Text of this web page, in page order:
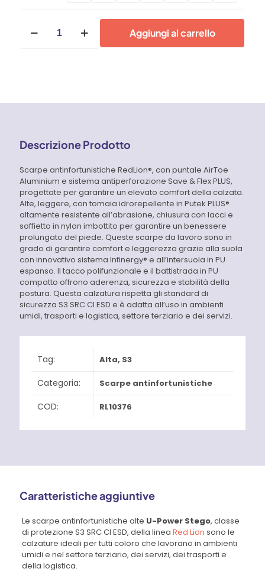
antinfortunistiche
U-
S3
Aggiungi al carrello
Descrizione Prodotto
Scarpe antinfortunistiche RedLion®, con puntale AirToe
Aluminium e sistema antiperforazione Save & Flex PLUS,
progettate per garantire un elevato comfort della calzata.
Alte, leggere, con tomaia idrorepellente in Putek PLUS®
altamente resistente all’abrasione, chiusura con lacci e
soffietto in nylon imbottito per garantire un benessere
prolungato del piede. Queste scarpe da lavoro sono in
grado di garantire comfort e leggerezza grazie alla suola
con innovativo sistema Infinergy® e all’intersuola in PU
espanso. Il tacco polifunzionale e il battistrada in PU
compatto offrono aderenza, sicurezza e stabilità della
postura. Questa calzatura rispetta gli standard di
sicurezza S3 SRC CI ESD e è adatta all’uso in ambienti
umidi, trasporti e logistica, settore terziario e dei servizi.
Tag: Alta, S3
Categoria: Scarpe antinfortunistiche
COD: RL10376
Caratteristiche aggiuntive
Le scarpe antinfortunistiche alte U-Power Stego, classe
di protezione S3 SRC CI ESD, della linea Red Lion sono le
calzature ideali per tutti coloro che lavorano in ambienti
umidi e nel settore terziario, dei servizi, dei trasporti e
della logistica.